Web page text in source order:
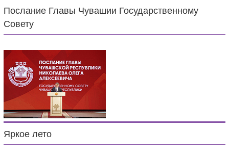
Послание Главы Чувашии Государственному
Совету
Яркое лето